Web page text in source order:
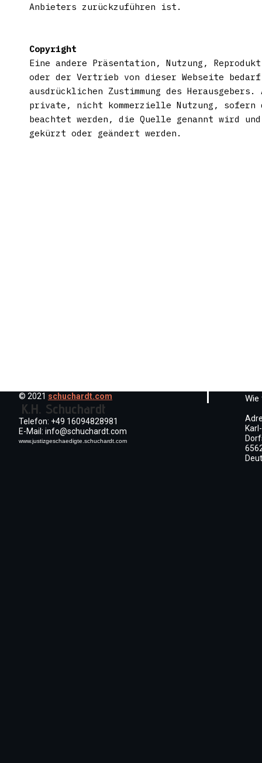
Anbieters zurückzuführen ist.
Copyright
Eine andere Präsentation, Nutzung,
oder der Vertrieb von dieser Webseite
ausdrücklichen Zustimmung des Herausgebers.
private, nicht kommerzielle Nutzung, sofern
beachtet werden, die Quelle genannt wird
gekürzt oder geändert werden.
© 2021 schuchardt.com
K.H. Schuchardt
Telefon: +49 16094828981
E-Mail: info@schuchardt.com
www.justizgeschaedigte.schuchardt.com
Wie